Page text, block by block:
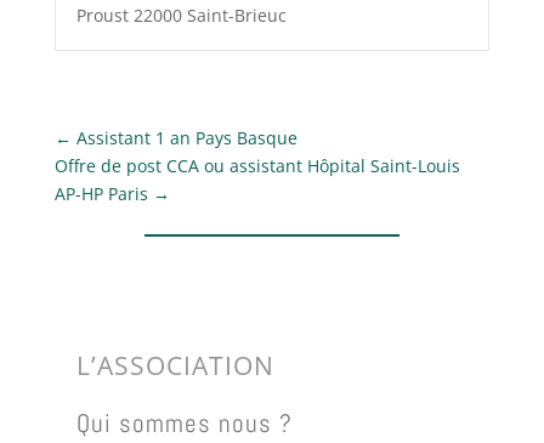
Proust 22000 Saint-Brieuc
← Assistant 1 an Pays Basque
Offre de post CCA ou assistant Hôpital Saint-Louis
AP-HP Paris →
L’ASSOCIATION
Qui sommes nous ?